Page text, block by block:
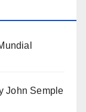
John Semple